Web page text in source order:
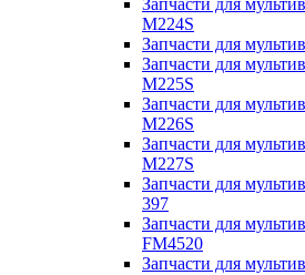
Запчасти для
M224S
Запчасти для
Запчасти для
M225S
Запчасти для
M226S
Запчасти для
M227S
Запчасти для
397
Запчасти для
FM4520
Запчасти для